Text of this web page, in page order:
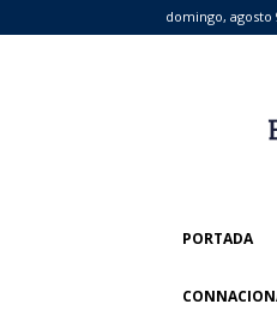
domingo, agosto
Digital
PORTADA